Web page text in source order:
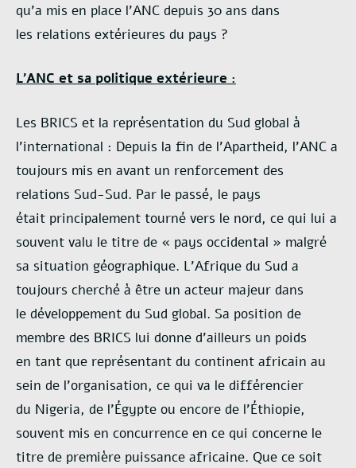
qu’a mis en place l’ANC depuis 30 ans dans
les relations extérieures du pays ?
L’ANC et sa politique extérieure :
Les BRICS et la représentation du Sud global à
l’international : Depuis la fin de l’Apartheid, l’ANC a
toujours mis en avant un renforcement des
relations Sud-Sud. Par le passé, le pays
était principalement tourné vers le nord, ce qui lui a
souvent valu le titre de « pays occidental » malgré
sa situation géographique. L’Afrique du Sud a
toujours cherché à être un acteur majeur dans
le développement du Sud global. Sa position de
membre des BRICS lui donne d’ailleurs un poids
en tant que représentant du continent africain au
sein de l’organisation, ce qui va le différencier
du Nigeria, de l’Égypte ou encore de l’Éthiopie,
souvent mis en concurrence en ce qui concerne le
titre de première puissance africaine. Que ce soit